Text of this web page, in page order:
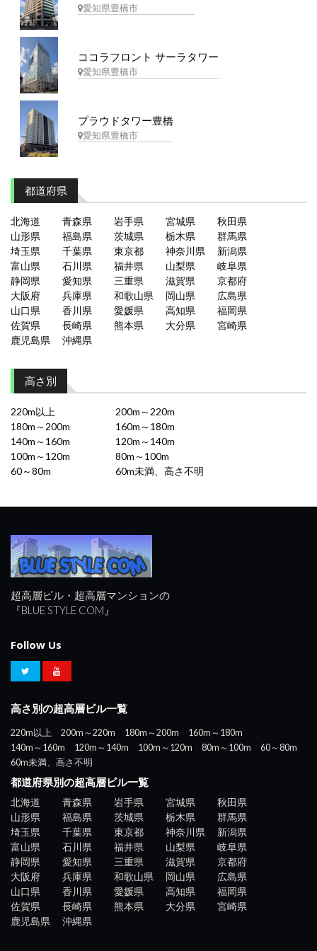
愛知県豊橋市
ココラフロント サーラタワー
愛知県豊橋市
プラウドタワー豊橋
愛知県豊橋市
都道府県
北海道 青森県 岩手県 宮城県
秋田県
山形県
福島県 茨城県 栃木県
群馬県
埼玉県
千葉県 東京都 神奈川県
新潟県
富山県
石川県 福井県 山梨県
岐阜県
静岡県
愛知県 三重県 滋賀県
京都府
大阪府
兵庫県 和歌山県 岡山県
広島県
山口県
香川県 愛媛県 高知県
福岡県
佐賀県
長崎県 熊本県 大分県
宮崎県
鹿児島県
沖縄県
高さ別
220m以上
200m～220m
180m～200m
160m～180m
140m～160m
120m～140m
100m～120m
80m～100m
60～80m
60m未満、高さ不明
超高層ビル・超高層マンションの
『BLUE STYLE COM』
Follow Us
高さ別の超高層ビル一覧
220m以上 200m～220m 180m～200m
160m～180m
140m～160m
120m～140m 100m～120m 80m～100m
60～80m
60m未満、高さ不明
都道府県別の超高層ビル一覧
北海道 青森県 岩手県 宮城県
秋田県
山形県
福島県 茨城県 栃木県
群馬県
埼玉県
千葉県 東京都 神奈川県
新潟県
富山県
石川県 福井県 山梨県
岐阜県
静岡県
愛知県 三重県 滋賀県
京都府
大阪府
兵庫県 和歌山県 岡山県
広島県
山口県
香川県 愛媛県 高知県
福岡県
佐賀県
長崎県 熊本県 大分県
宮崎県
鹿児島県
沖縄県